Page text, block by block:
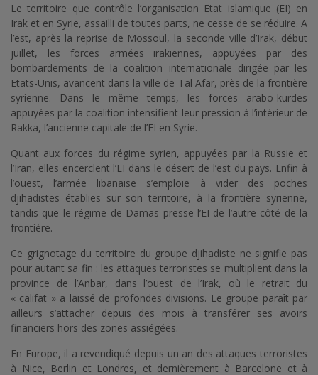
Le territoire que contrôle l’organisation Etat islamique (EI) en
Irak et en Syrie, assailli de toutes parts, ne cesse de se réduire. A
l’est, après la reprise de Mossoul, la seconde ville d’Irak, début
juillet, les forces armées irakiennes, appuyées par des
bombardements de la coalition internationale dirigée par les
Etats-Unis, avancent dans la ville de Tal Afar, près de la frontière
syrienne. Dans le même temps, les forces arabo-kurdes
appuyées par la coalition intensifient leur pression à l’intérieur de
Rakka, l’ancienne capitale de l’EI en Syrie.
Quant aux forces du régime syrien, appuyées par la Russie et
l’Iran, elles encerclent l’EI dans le désert de l’est du pays. Enfin à
l’ouest, l’armée libanaise s’emploie à vider des poches
djihadistes établies sur son territoire, à la frontière syrienne,
tandis que le régime de Damas presse l’EI de l’autre côté de la
frontière.
Ce grignotage du territoire du groupe djihadiste ne signifie pas
pour autant sa fin : les attaques terroristes se multiplient dans la
province de l’Anbar, dans l’ouest de l’Irak, où le retrait du
« califat » a laissé de profondes divisions. Le groupe paraît par
ailleurs s’attacher depuis des mois à transférer ses avoirs
financiers hors des zones assiégées.
En Europe, il a revendiqué depuis un an des attaques terroristes
à Nice, Berlin et Londres, et dernièrement à Barcelone et à